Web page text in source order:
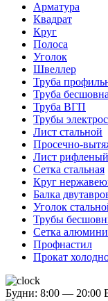
Арматура
Квадрат
Круг
Полоса
Уголок
Швеллер
Труба
Труба
Труба ВГП
Трубы
Лист стальной
Просечно-
Лист рифленый
Сетка стальная
Круг
Балка
Уголок
Трубы
Сетка
Профнастил
Прокат
Будни: 8:00 — 20:00